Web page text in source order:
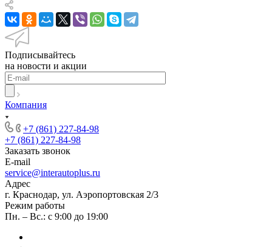
Подписывайтесь
на новости и акции
Компания
+7 (861) 227-84-98
+7 (861) 227-84-98
Заказать звонок
E-mail
service@interautoplus.ru
Адрес
г. Краснодар, ул. Аэропортовская 2/3
Режим работы
Пн. – Вс.: с 9:00 до 19:00